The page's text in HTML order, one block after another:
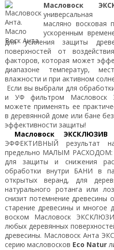
Масловоск
универсальная
масляно восковая
ускоренным
для усиления защиты
поверхностей от
факторов, которая может
диапазоне температур,
влажности и при активном
Если вы выбрали для
и УФ фильтром Масловоск
можете применять ее
в деревянной доме или бане
эффективности защиты!
Масловоск ЭКСКЛЮЗИВ
ЭФФЕКТИВНЫЙ результат
предельно МАЛЫМ РАСХОДОМ:
для защиты и снижения
обработки внутри БАНИ в
открытых веранд, для
натурального ротанга или
снизит потемнение древесины
старение древесины и многое
воском Масловоск
любых деревянных
древесины. Масловоск Анта
серию масловосков Eco Natur